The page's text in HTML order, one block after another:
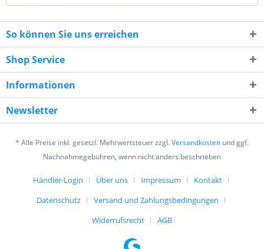
7 - 3 = ?
Ich habe dieDatenschutzerklärunggelesen,
verstanden und stimme zu. *
So können Sie uns erreichen
Shop Service
Informationen
Newsletter
* Alle Preise inkl. gesetzl. Mehrwertsteuer zzgl.Versandkosten und ggf.
Nachnahmegebühren, wenn nicht anders beschrieben
Händler-Login Über uns Impressum
Kontakt
Datenschutz
Versand und Zahlungsbedingungen
Widerrufsrecht
AGB